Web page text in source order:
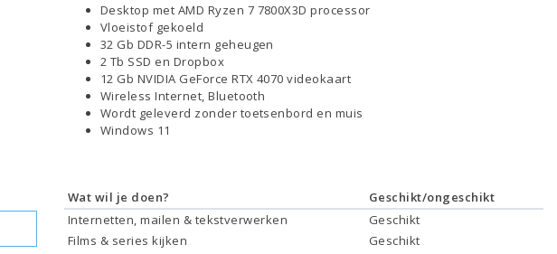
Desktop met AMD Ryzen 7 7800X3D processor
Vloeistof gekoeld
32 Gb DDR-5 intern geheugen
2 Tb SSD en Dropbox
12 Gb NVIDIA GeForce RTX 4070 videokaart
Wireless Internet, Bluetooth
Wordt geleverd zonder toetsenbord en muis
Windows 11
Wat wil je doen?
Geschikt/ongeschikt
Internetten, mailen & tekstverwerken
Geschikt
Films & series kijken
Geschikt